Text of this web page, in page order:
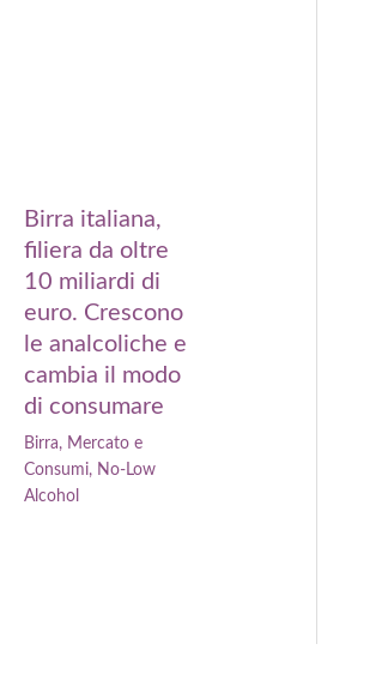
Birra italiana,
filiera da oltre
10 miliardi di
euro. Crescono
le analcoliche e
cambia il modo
di consumare
Birra, Mercato e
Consumi, No-Low
Alcohol